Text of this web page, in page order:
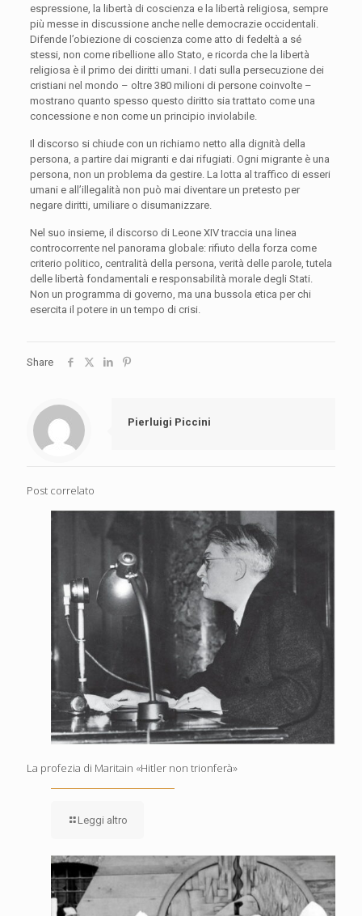
espressione, la libertà di coscienza e la libertà religiosa, sempre
più messe in discussione anche nelle democrazie occidentali.
Difende l’obiezione di coscienza come atto di fedeltà a sé
stessi, non come ribellione allo Stato, e ricorda che la libertà
religiosa è il primo dei diritti umani. I dati sulla persecuzione dei
cristiani nel mondo – oltre 380 milioni di persone coinvolte –
mostrano quanto spesso questo diritto sia trattato come una
concessione e non come un principio inviolabile.
Il discorso si chiude con un richiamo netto alla dignità della
persona, a partire dai migranti e dai rifugiati. Ogni migrante è una
persona, non un problema da gestire. La lotta al traffico di esseri
umani e all’illegalità non può mai diventare un pretesto per
negare diritti, umiliare o disumanizzare.
Nel suo insieme, il discorso di Leone XIV traccia una linea
controcorrente nel panorama globale: rifiuto della forza come
criterio politico, centralità della persona, verità delle parole, tutela
delle libertà fondamentali e responsabilità morale degli Stati.
Non un programma di governo, ma una bussola etica per chi
esercita il potere in un tempo di crisi.
Share
Pierluigi Piccini
Post correlato
La profezia di Maritain «Hitler non trionferà»
Leggi altro